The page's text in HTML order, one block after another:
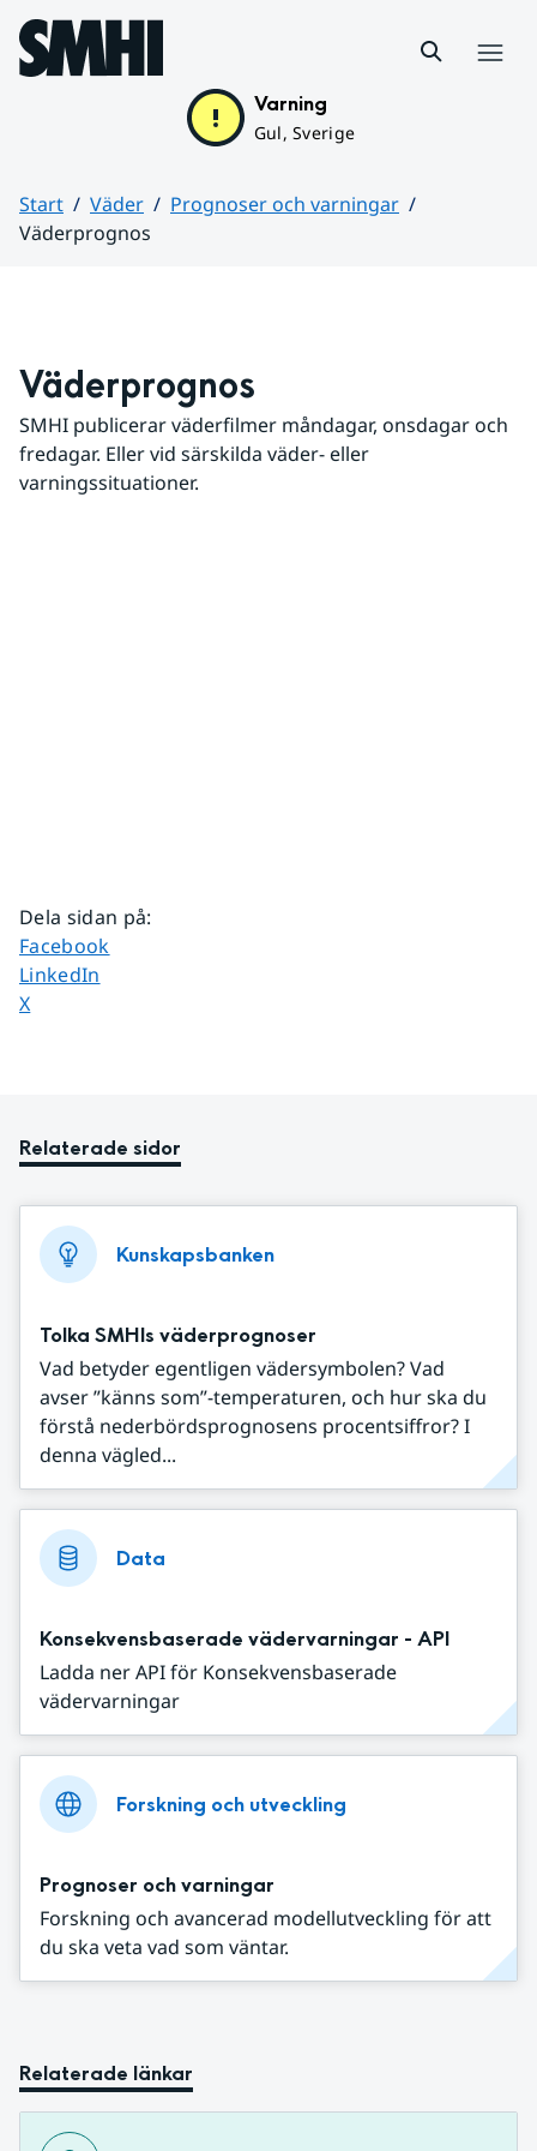
Hoppa till sidans innehåll
Varning
Gul, Sverige
Start Väder
Prognoser och varningar
Väderprognos
Väderprognos
SMHI publicerar väderfilmer måndagar, onsdagar och
fredagar. Eller vid särskilda väder- eller
varningssituationer.
Dela sidan på:
Dela sidan på
Facebook
Dela sidan på
LinkedIn
Dela sidan på
X
Relaterade sidor
Kunskapsbanken
Tolka SMHIs väderprognoser
Vad betyder egentligen vädersymbolen? Vad
avser ”känns som”-temperaturen, och hur ska du
förstå nederbördsprognosens procentsiffror? I
denna vägled...
Data
Konsekvensbaserade vädervarningar - API
Ladda ner API för Konsekvensbaserade
vädervarningar
Forskning och utveckling
Prognoser och varningar
Forskning och avancerad modellutveckling för att
du ska veta vad som väntar.
Relaterade länkar